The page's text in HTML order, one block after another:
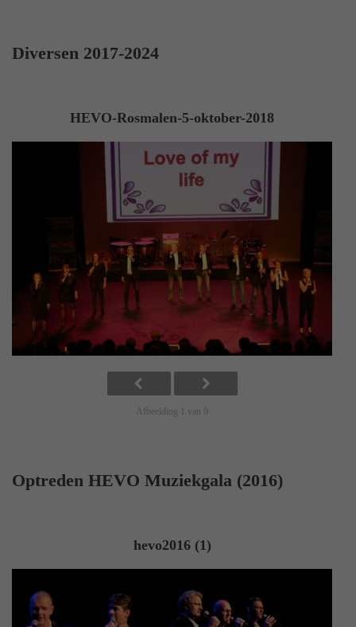
Diversen 2017-2024
HEVO-Rosmalen-5-oktober-2018
Afbeelding 1 van 9
Optreden HEVO Muziekgala (2016)
hevo2016 (1)